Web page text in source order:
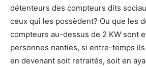
détenteurs des compteurs dits
ceux qui les possèdent? Ou que les
compteurs au-dessus de 2 KW sont
personnes nanties, si entre-temps ils
en devenant soit retraités, soit en